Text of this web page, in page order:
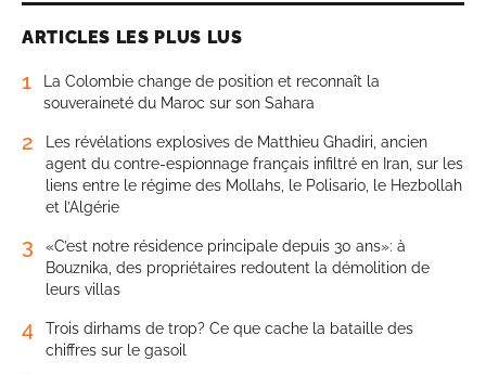
ARTICLES LES PLUS LUS
1
La Colombie change de position et reconnaît la
souveraineté du Maroc sur son Sahara
2
Les révélations explosives de Matthieu Ghadiri, ancien
agent du contre-espionnage français infiltré en Iran, sur les
liens entre le régime des Mollahs, le Polisario, le Hezbollah
et l’Algérie
3
«C’est notre résidence principale depuis 30 ans»: à
Bouznika, des propriétaires redoutent la démolition de
leurs villas
4
Trois dirhams de trop? Ce que cache la bataille des
chiffres sur le gasoil